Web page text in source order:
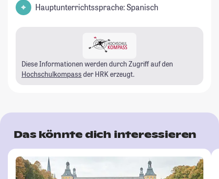
Hauptunterrichtssprache: Spanisch
Diese Informationen werden durch Zugriff auf den
Hochschulkompass der HRK erzeugt.
Das könnte dich interessieren